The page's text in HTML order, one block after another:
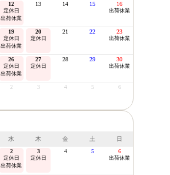
12
定休日
出荷休業
13 14 15 16
出荷休業
19
定休日
出荷休業
20
定休日
21 22 23
出荷休業
26
定休日
出荷休業
27
定休日
28 29 30
出荷休業
2 3 4 5 6
水 木 金 土
日
2
定休日
出荷休業
3
定休日
4 5 6
出荷休業